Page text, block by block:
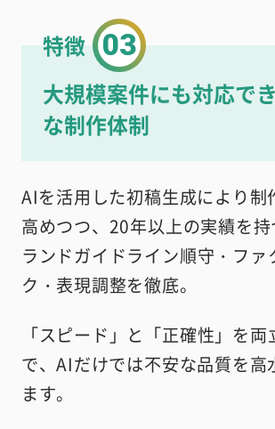
特徴 03
大規模案件にも対応で
な制作体制
AIを活用した初稿生成により制
高めつつ、20年以上の実績を
ランドガイドライン順守・ファ
ク・表現調整を徹底。
「スピード」と「正確性」を両
で、AIだけでは不安な品質を高
ます。